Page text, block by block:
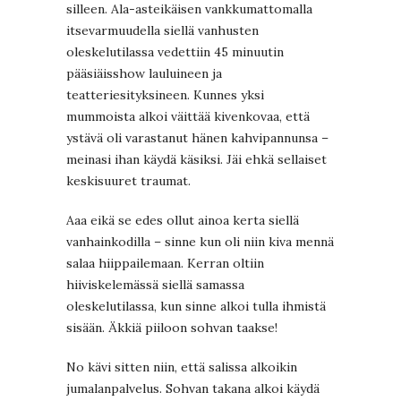
silleen. Ala-asteikäisen vankkumattomalla
itsevarmuudella siellä vanhusten
oleskelutilassa vedettiin 45 minuutin
pääsiäisshow lauluineen ja
teatteriesityksineen. Kunnes yksi
mummoista alkoi väittää kivenkovaa, että
ystävä oli varastanut hänen kahvipannunsa –
meinasi ihan käydä käsiksi. Jäi ehkä sellaiset
keskisuuret traumat.
Aaa eikä se edes ollut ainoa kerta siellä
vanhainkodilla – sinne kun oli niin kiva mennä
salaa hiippailemaan. Kerran oltiin
hiiviskelemässä siellä samassa
oleskelutilassa, kun sinne alkoi tulla ihmistä
sisään. Äkkiä piiloon sohvan taakse!
No kävi sitten niin, että salissa alkoikin
jumalanpalvelus. Sohvan takana alkoi käydä